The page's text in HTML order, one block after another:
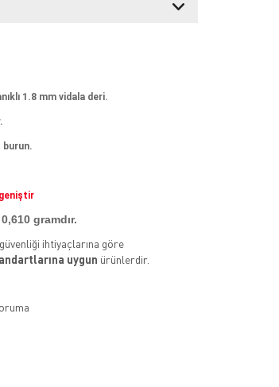
1.8 mm vidala deri.
geniştir
gramdır.
ihtiyaçlarına göre
uygun ürünlerdir.